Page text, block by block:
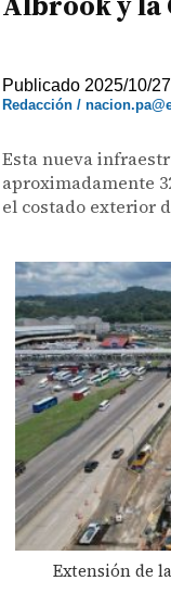
Publicado 2025/10/
Redacción /
Esta nueva
aproximadamente
el costado exterior
Extensión de